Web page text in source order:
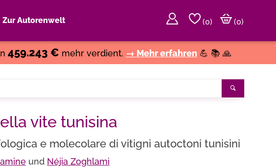
Zur Autorenwelt (0)
(0)
459.243 € mehr verdient. → Mehr erfahren 💪 📚 🙏
vite tunisina
e molecolare di vitigni autoctoni tunisini
und Néjia Zoghlami